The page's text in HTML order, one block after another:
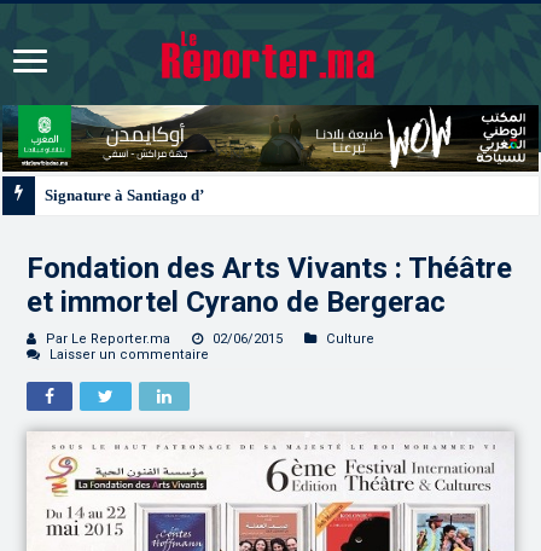
Fondation des Arts Vivants : Théâtre
et immortel Cyrano de Bergerac
Par Le Reporter.ma 02/06/2015
Culture
Laisser un commentaire